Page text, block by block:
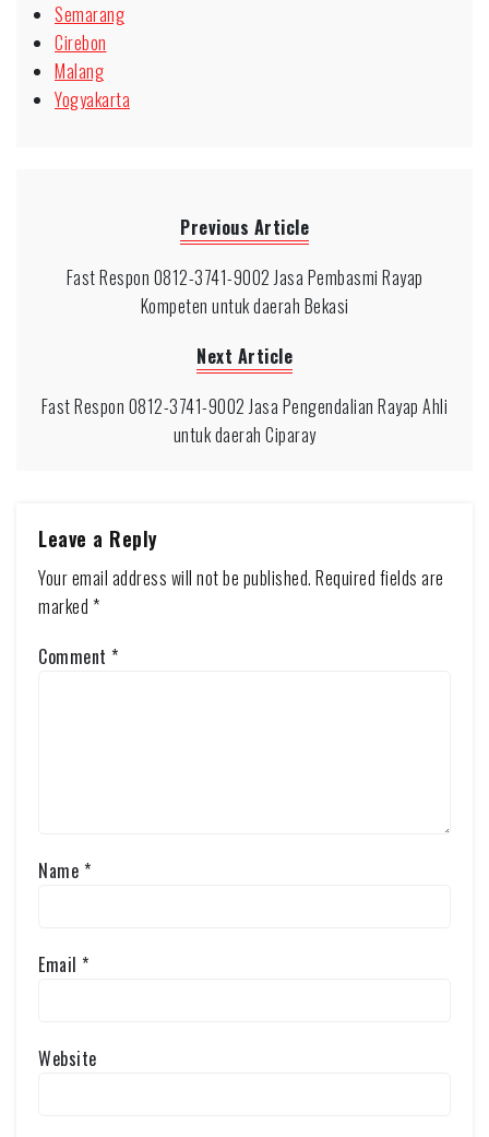
Semarang
Cirebon
Malang
Yogyakarta
Previous Article
Fast Respon 0812-3741-9002 Jasa Pembasmi Rayap
Kompeten untuk daerah Bekasi
Next Article
Fast Respon 0812-3741-9002 Jasa Pengendalian Rayap Ahli
untuk daerah Ciparay
Leave a Reply
Your email address will not be published. Required fields are
marked *
Comment *
Name *
Email *
Website